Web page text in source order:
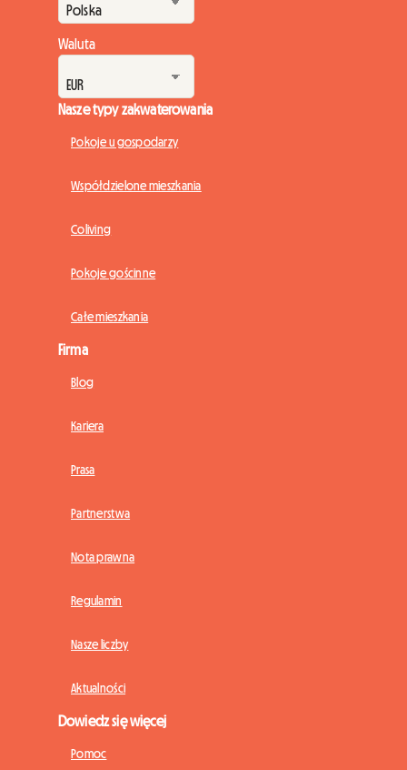
Waluta
Nasze typy zakwaterowania
Pokoje u gospodarzy
Współdzielone mieszkania
Coliving
Pokoje gościnne
Całe mieszkania
Firma
Blog
Kariera
Prasa
Partnerstwa
Nota prawna
Regulamin
Nasze liczby
Aktualności
Dowiedz się więcej
Pomoc